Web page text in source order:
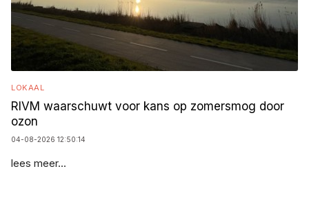
LOKAAL
RIVM waarschuwt voor kans op zomersmog door
ozon
04-08-2026 12:50:14
lees meer...